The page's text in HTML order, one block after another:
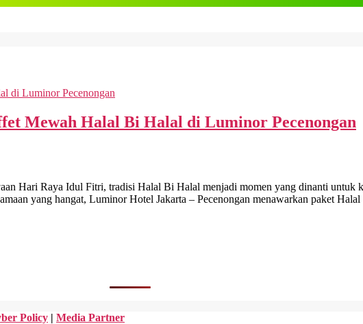
Mewah Halal Bi Halal di Luminor Pecenongan
Hari Raya Idul Fitri, tradisi Halal Bi Halal menjadi momen yang dinanti untuk
yang hangat, Luminor Hotel Jakarta – Pecenongan menawarkan paket
Policy | Media Partner